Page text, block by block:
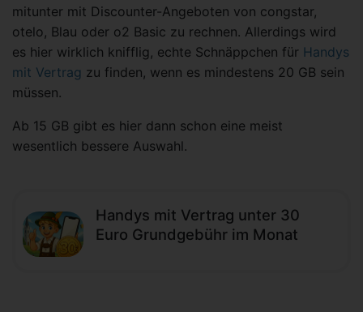
mitunter mit Discounter-Angeboten von congstar,
otelo, Blau oder o2 Basic zu rechnen. Allerdings wird
es hier wirklich knifflig, echte Schnäppchen für Handys
mit Vertrag zu finden, wenn es mindestens 20 GB sein
müssen.
Ab 15 GB gibt es hier dann schon eine meist
wesentlich bessere Auswahl.
Handys mit Vertrag unter 30
Euro Grundgebühr im Monat